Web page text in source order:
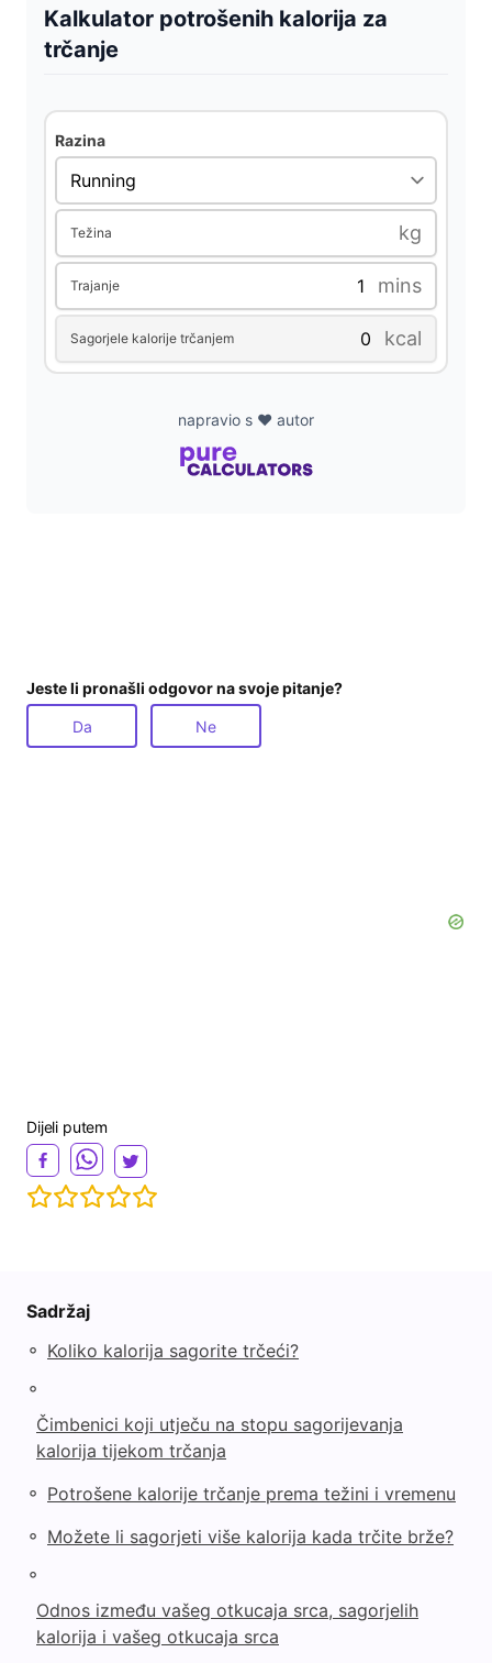
y
i
d
Kalkulator potrošenih kalorija za
trčanje
Razina
Težina kg
Trajanje mins
Sagorjele kalorije trčanjem kcal
napravio s ❤️ autor
Jeste li pronašli odgovor na svoje pitanje?
Da Ne
Dijeli putem
Sadržaj
◦ Koliko kalorija sagorite trčeći?
◦
Čimbenici koji utječu na stopu sagorijevanja
kalorija tijekom trčanja
◦ Potrošene kalorije trčanje prema težini i vremenu
◦ Možete li sagorjeti više kalorija kada trčite brže?
◦
Odnos između vašeg otkucaja srca, sagorjelih
kalorija i vašeg otkucaja srca